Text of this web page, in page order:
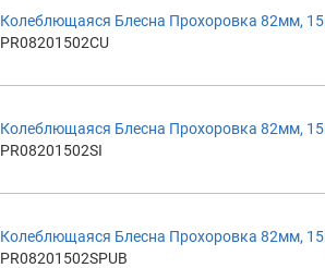
Колеблющаяся Блесна Прохоровка 82мм,
PR08201502CU
Колеблющаяся Блесна Прохоровка 82мм,
PR08201502SI
Колеблющаяся Блесна Прохоровка 82мм,
PR08201502SPUB